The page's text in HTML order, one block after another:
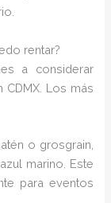
rentar?
a considerar
CDMX. Los más
o grosgrain,
marino. Este
para eventos